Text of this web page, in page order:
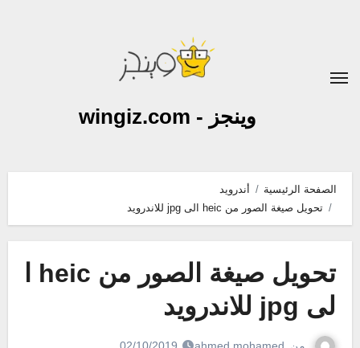
وينجز - wingiz.com
الصفحة الرئيسية
أندرويد
تحويل صيغة الصور من heic الى jpg للاندرويد
لى jpg للاندرويد
من ahmed mohamed